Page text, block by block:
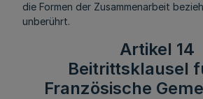
die Formen der Zusammenarbeit
unberührt.
Artikel 14
Beitrittsklausel
Französische